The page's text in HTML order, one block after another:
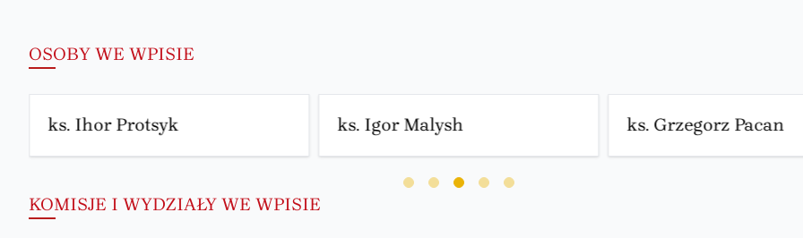
OSOBY WE WPISIE
ks. Ihor Protsyk ks. Igor Malysh ks. Grzegorz Pacan
KOMISJE I WYDZIAŁY WE WPISIE